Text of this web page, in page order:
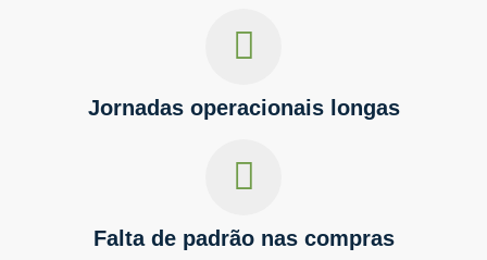
Jornadas operacionais longas
Falta de padrão nas compras